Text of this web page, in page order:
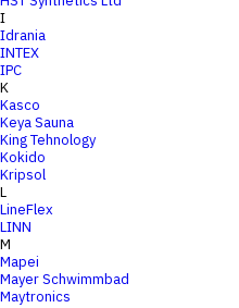
I
Idrania
INTEX
IPC
K
Kasco
Keya Sauna
King Tehnology
Kokido
Kripsol
L
LineFlex
LINN
M
Mapei
Mayer Schwimmbad
Maytronics